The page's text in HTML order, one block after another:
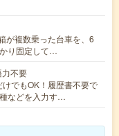
が複数乗った台車を、6
り固定して…
力不要
でもOK！履歴書不要で
などを入力す…